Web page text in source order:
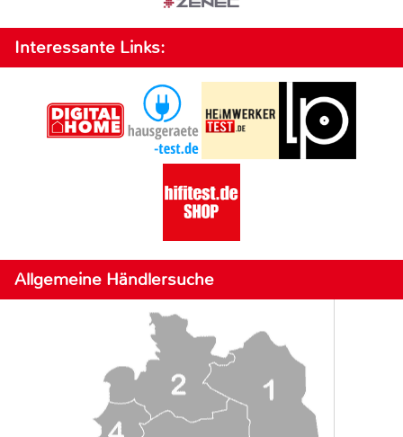
Interessante Links:
Allgemeine Händlersuche